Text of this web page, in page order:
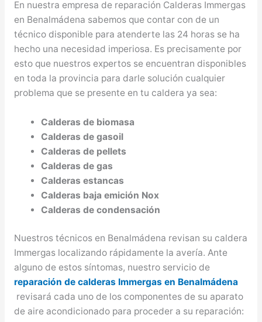
En nuestra empresa de reparación Calderas Immergas
en Benalmádena sabemos que contar con de un
técnico disponible para atenderte las 24 horas se ha
hecho una necesidad imperiosa. Es precisamente por
esto que nuestros expertos se encuentran disponibles
en toda la provincia para darle solución cualquier
problema que se presente en tu caldera ya sea:
Calderas de biomasa
Calderas de gasoil
Calderas de pellets
Calderas de gas
Calderas estancas
Calderas baja emición Nox
Calderas de condensación
Nuestros técnicos en Benalmádena revisan su caldera
Immergas localizando rápidamente la avería. Ante
alguno de estos síntomas, nuestro servicio de
reparación de calderas Immergas en Benalmádena
revisará cada uno de los componentes de su aparato
de aire acondicionado para proceder a su reparación: